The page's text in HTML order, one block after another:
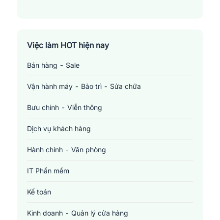
Việc làm HOT hiện nay
Bán hàng - Sale
Vận hành máy - Bảo trì - Sửa chữa
Bưu chính - Viễn thông
Dịch vụ khách hàng
Hành chính - Văn phòng
IT Phần mềm
Kế toán
Kinh doanh - Quản lý cửa hàng